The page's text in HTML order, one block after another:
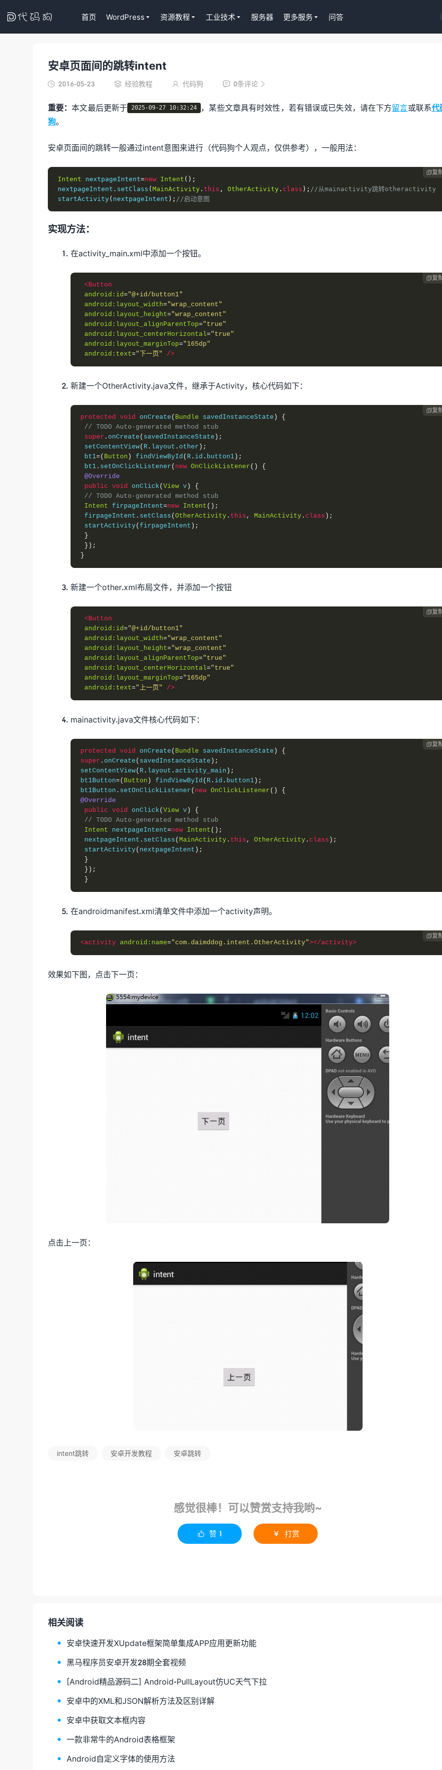
 首页 WordPress 资源教程 工业技术 服务器 更多服务 问答
安卓页面间的跳转intent
 2016-05-23  经验教程  代码狗  0条评论 
重要：本文最后更新于 2025-09-27 10:32:24 ，某些文章具有时效性，若有错误或已失效，请在下方留言或联系代
狗。
安卓页面间的跳转一般通过intent意图来进行（代码狗个人观点，仅供参考），一般用法：
复
Intent nextpageIntent=new Intent ();
nextpageIntent . setClass ( MainActivity . this , OtherActivity . class ); //从mainactivity跳转otheractivity
startActivity( nextpageIntent ); //启动意图
实现方法：
在activity_main.xml中添加一个按钮。
复
<Button
android:id="@+id/button1"
android:layout_width="wrap_content"
android:layout_height="wrap_content"
android:layout_alignParentTop="true"
android:layout_centerHorizontal="true"
android:layout_marginTop="165dp"
android:text="下一页" />
新建一个OtherActivity.java文件，继承于Activity，核心代码如下：
复
protected void onCreate ( Bundle savedInstanceState )
{
// TODO Auto-generated method stub
super . onCreate ( savedInstanceState );
setContentView( R . layout . other );
bt1=( Button ) findViewById ( R . id . button1 );
bt1 . setOnClickListener ( new OnClickListener ()
{
@Override
public void onClick ( View v )
{
// TODO Auto-generated method stub
Intent firpageIntent=new Intent ();
firpageIntent . setClass ( OtherActivity . this , MainActivity . class );
startActivity( firpageIntent );
}
});
}
新建一个other.xml布局文件，并添加一个按钮
复
<Button
android:id="@+id/button1"
android:layout_width="wrap_content"
android:layout_height="wrap_content"
android:layout_alignParentTop="true"
android:layout_centerHorizontal="true"
android:layout_marginTop="165dp"
android:text="上一页" />
mainactivity.java文件核心代码如下：
复
protected void onCreate ( Bundle savedInstanceState )
{
super . onCreate ( savedInstanceState );
setContentView( R . layout . activity_main );
bt1Button=( Button ) findViewById ( R . id . button1 );
bt1Button . setOnClickListener ( new OnClickListener ()
{
@Override
public void onClick ( View v )
{
// TODO Auto-generated method stub
Intent nextpageIntent=new Intent ();
nextpageIntent . setClass ( MainActivity . this , OtherActivity . class );
startActivity( nextpageIntent );
}
});
}
在androidmanifest.xml清单文件中添加一个activity声明。
复
<activity android:name="com.daimddog.intent.OtherActivity"></activity>
效果如下图，点击下一页：
点击上一页：
intent跳转 安卓开发教程 安卓跳转
感觉很棒！可以赞赏支持我哟~
 赞 1  打赏
相关阅读
安卓快速开发XUpdate框架简单集成APP应用更新功能
黑马程序员安卓开发28期全套视频
[Android精品源码二] Android-PullLayout仿UC天气下拉
安卓中的XML和JSON解析方法及区别详解
安卓中获取文本框内容
一款非常牛的Android表格框架
Android自定义字体的使用方法